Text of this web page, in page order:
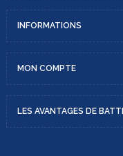
INFORMATIONS
MON COMPTE
LES AVANTAGES DE